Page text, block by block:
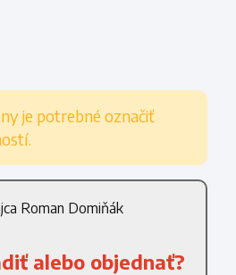
je potrebné označiť
alebo objednať?